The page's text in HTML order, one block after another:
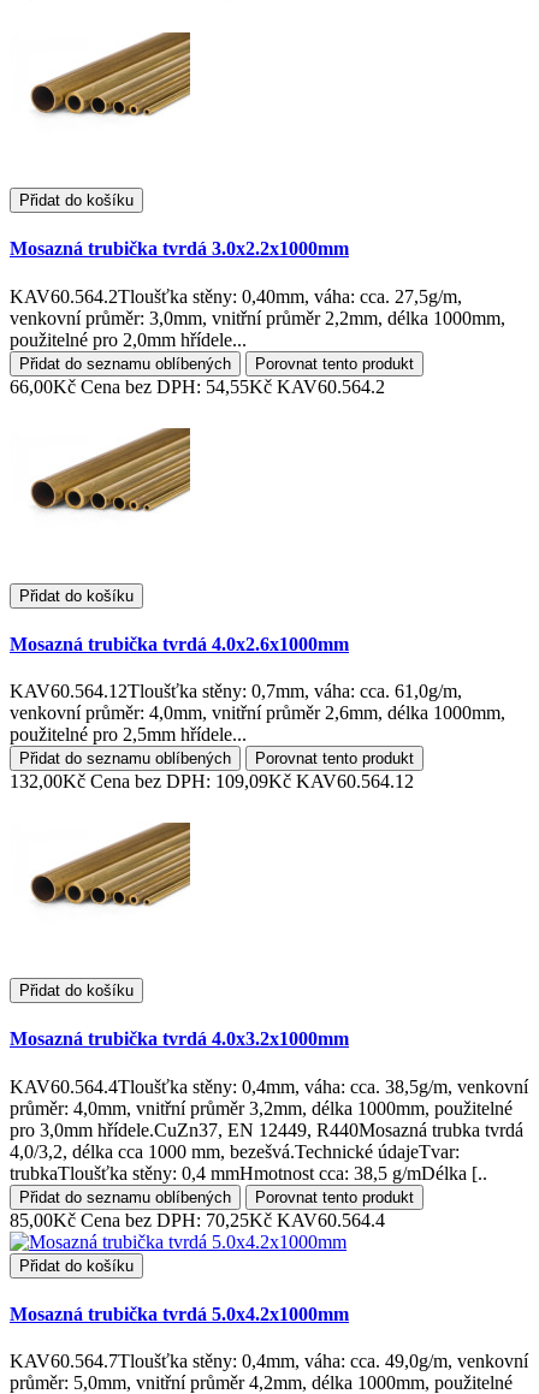
Přidat do košíku
Mosazná trubička tvrdá 3.0x2.2x1000mm
KAV60.564.2Tloušťka stěny: 0,40mm, váha: cca. 27,5g/m,
venkovní průměr: 3,0mm, vnitřní průměr 2,2mm, délka 1000mm,
použitelné pro 2,0mm hřídele...
Přidat do seznamu oblíbených Porovnat tento produkt
66,00Kč Cena bez DPH: 54,55Kč KAV60.564.2
Přidat do košíku
Mosazná trubička tvrdá 4.0x2.6x1000mm
KAV60.564.12Tloušťka stěny: 0,7mm, váha: cca. 61,0g/m,
venkovní průměr: 4,0mm, vnitřní průměr 2,6mm, délka 1000mm,
použitelné pro 2,5mm hřídele...
Přidat do seznamu oblíbených Porovnat tento produkt
132,00Kč Cena bez DPH: 109,09Kč KAV60.564.12
Přidat do košíku
Mosazná trubička tvrdá 4.0x3.2x1000mm
KAV60.564.4Tloušťka stěny: 0,4mm, váha: cca. 38,5g/m, venkovní
průměr: 4,0mm, vnitřní průměr 3,2mm, délka 1000mm, použitelné
pro 3,0mm hřídele.CuZn37, EN 12449, R440Mosazná trubka tvrdá
4,0/3,2, délka cca 1000 mm, bezešvá.Technické údajeTvar:
trubkaTloušťka stěny: 0,4 mmHmotnost cca: 38,5 g/mDélka [..
Přidat do seznamu oblíbených Porovnat tento produkt
85,00Kč Cena bez DPH: 70,25Kč KAV60.564.4
Přidat do košíku
Mosazná trubička tvrdá 5.0x4.2x1000mm
KAV60.564.7Tloušťka stěny: 0,4mm, váha: cca. 49,0g/m, venkovní
průměr: 5,0mm, vnitřní průměr 4,2mm, délka 1000mm, použitelné